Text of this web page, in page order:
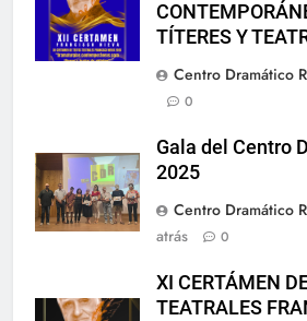
TÍTERES Y
Centro Dramático
0
Gala del Centro
2025
Centro Dramático
atrás
0
XI CERTÁMEN
TEATRALES